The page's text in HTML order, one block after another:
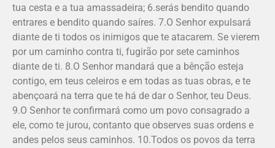
tua cesta e a tua amassadeira; 6.serás bendito quando
entrares e bendito quando saíres. 7.O Senhor expulsará
diante de ti todos os inimigos que te atacarem. Se vierem
por um caminho contra ti, fugirão por sete caminhos
diante de ti. 8.O Senhor mandará que a bênção esteja
contigo, em teus celeiros e em todas as tuas obras, e te
abençoará na terra que te há de dar o Senhor, teu Deus.
9.O Senhor te confirmará como um povo consagrado a
ele, como te jurou, contanto que observes suas ordens e
andes pelos seus caminhos. 10.Todos os povos da terra